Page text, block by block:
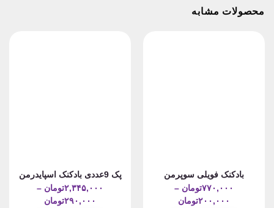
محصولات مشابه
بادکنک فویلی سوپرمن
۷۷۰,۰۰۰تومان –
۲۰۰,۰۰۰تومان
پک 9عددی بادکنک اسپایدرمن
۲,۳۴۵,۰۰۰تومان –
۲۹۰,۰۰۰تومان